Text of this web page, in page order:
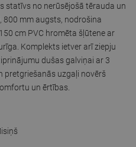
statīvs no nerūsējošā tērauda un
800 mm augsts, nodrošina
cm PVC hromēta šļūtene ar
Komplekts ietver arī ziepju
dušas galviņai ar 3
pretgriešanās uzgaļi novērš
un ērtības.